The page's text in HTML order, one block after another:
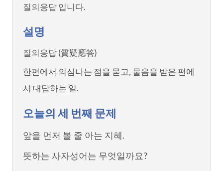
질의응답 입니다.
설명
질의응답 (質疑應答)
한편에서 의심나는 점을 묻고, 물음을 받은 편에
서 대답하는 일.
오늘의 세 번째 문제
앞을 먼저 볼 줄 아는 지혜.
뜻하는 사자성어는 무엇일까요?